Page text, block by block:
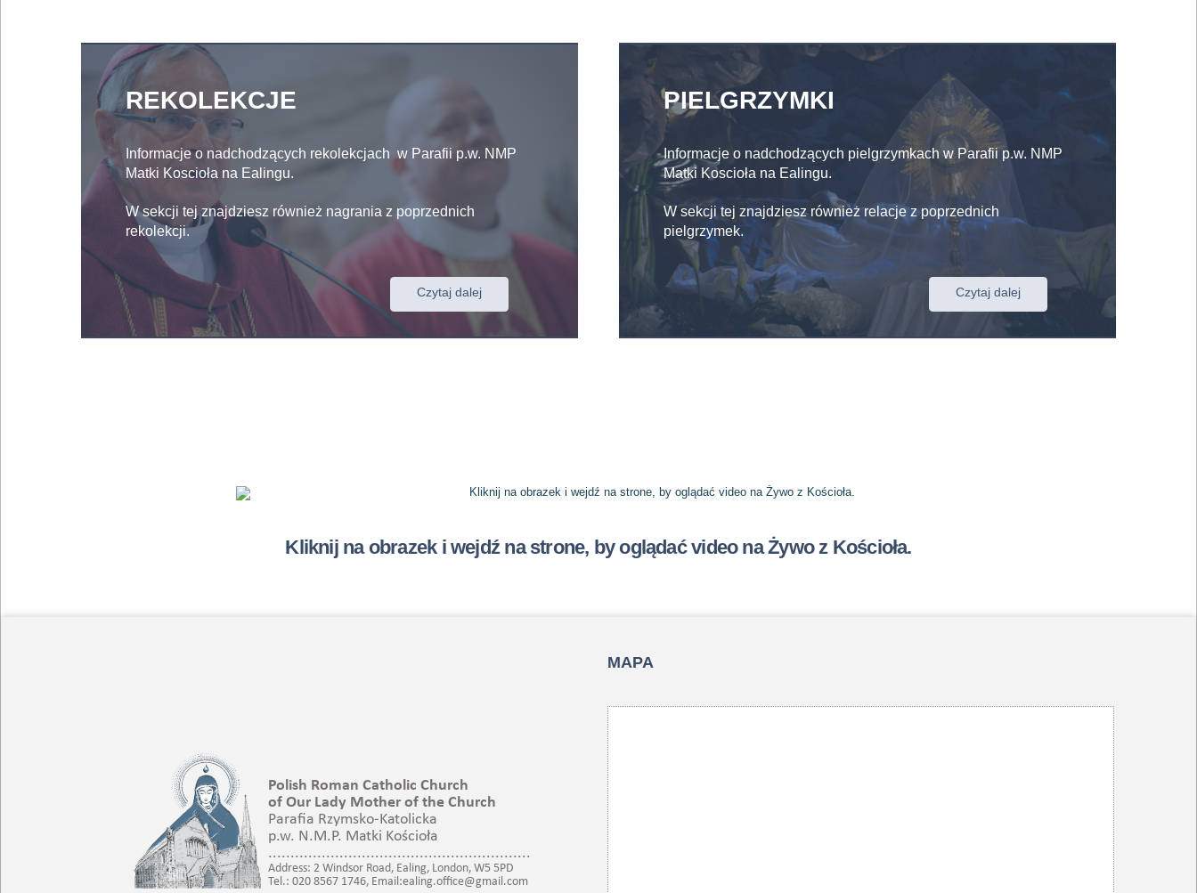
REKOLEKCJE
Informacje o nadchodzących rekolekcjach w Parafii p.w. NMP
Matki Koscioła na Ealingu.
W sekcji tej znajdziesz również nagrania z poprzednich
rekolekcji.
Czytaj dalej
PIELGRZYMKI
Informacje o nadchodzących pielgrzymkach w Parafii p.w. NMP
Matki Koscioła na Ealingu.
W sekcji tej znajdziesz również relacje z poprzednich
pielgrzymek.
Czytaj dalej
Kliknij na obrazek i wejdź na strone, by oglądać video na Żywo z Kościoła.
MAPA